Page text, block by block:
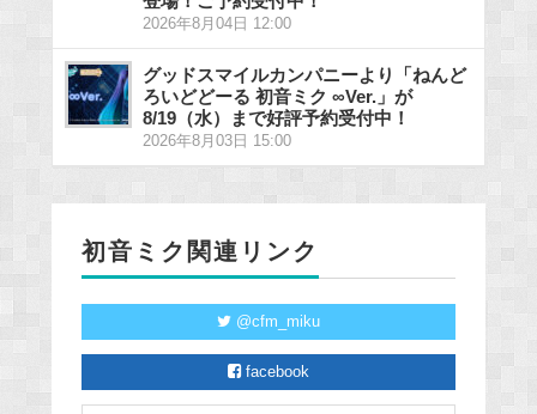
2026年8月04日 12:00
グッドスマイルカンパニーより「ねんど
ろいどどーる 初音ミク ∞Ver.」が
8/19（水）まで好評予約受付中！
2026年8月03日 15:00
初音ミク関連リンク
@cfm_miku
facebook